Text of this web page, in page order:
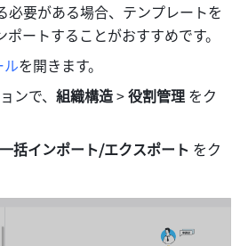
必要がある場合、テンプレートを
ートすることがおすすめです。
を開きます。
ンで、組織構造 > 役割管理 をク
一括インポート/エクスポート をク